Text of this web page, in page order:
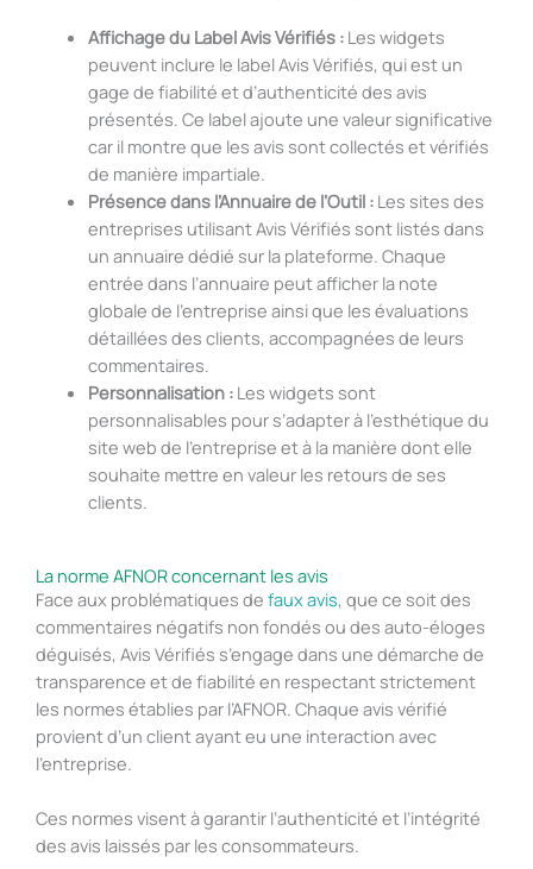
Affichage du Label Avis Vérifiés :Les widgets
peuvent inclure le label Avis Vérifiés, qui est un
gage de fiabilité et d’authenticité des avis
présentés. Ce label ajoute une valeur significative
car il montre que les avis sont collectés et vérifiés
de manière impartiale.
Présence dans l’Annuaire de l’Outil :Les sites des
entreprises utilisant Avis Vérifiés sont listés dans
un annuaire dédié sur la plateforme. Chaque
entrée dans l’annuaire peut afficher la note
globale de l’entreprise ainsi que les évaluations
détaillées des clients, accompagnées de leurs
commentaires.
Personnalisation :Les widgets sont
personnalisables pour s’adapter à l’esthétique du
site web de l’entreprise et à la manière dont elle
souhaite mettre en valeur les retours de ses
clients.
La norme AFNOR concernant les avis
Face aux problématiques de faux avis, que ce soit des
commentaires négatifs non fondés ou des auto-éloges
déguisés, Avis Vérifiés s’engage dans une démarche de
transparence et de fiabilité en respectant strictement
les normes établies par l’AFNOR. Chaque avis vérifié
provient d’un client ayant eu une interaction avec
l’entreprise.
Ces normes visent à garantir l’authenticité et l’intégrité
des avis laissés par les consommateurs.